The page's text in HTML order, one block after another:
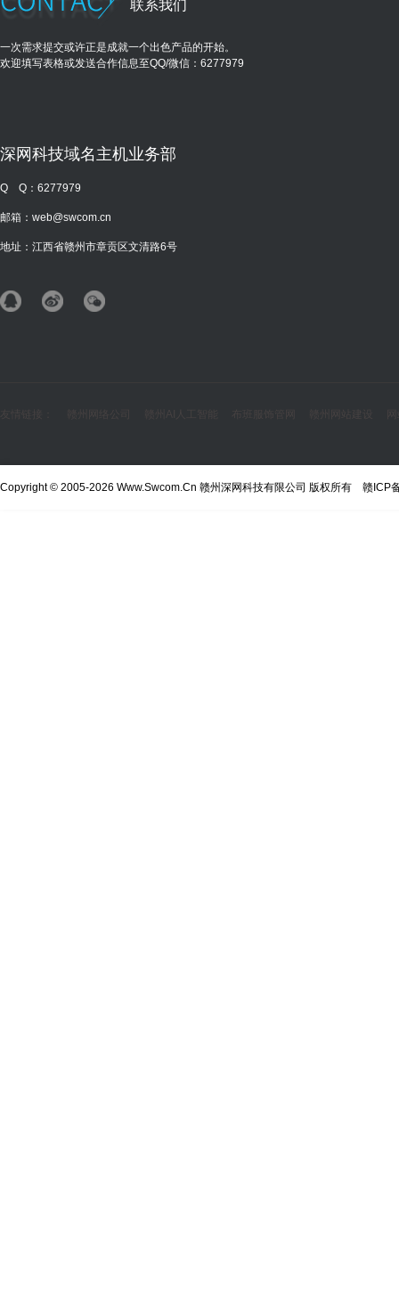
联系我们
一次需求提交或许正是成就一个出色产品的开始。
欢迎填写表格或发送合作信息至QQ/微信：6277979
深网科技域名主机业务部
Q Q： 6277979
邮箱： web@swcom.cn
地址：江西省赣州市章贡区文清路6号
友情链接： 赣州网络公司 赣州网站建设
Copyright © 2005-2026 Www.Swcom.Cn 赣州深网科技有限公司 版权所有 赣ICP